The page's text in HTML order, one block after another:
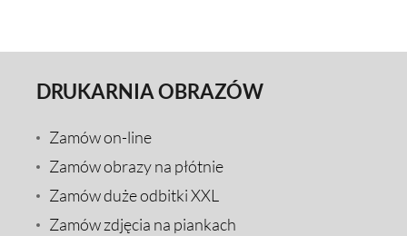
DRUKARNIA OBRAZÓW
Zamów on-line
Zamów obrazy na płótnie
Zamów duże odbitki XXL
Zamów zdjęcia na piankach